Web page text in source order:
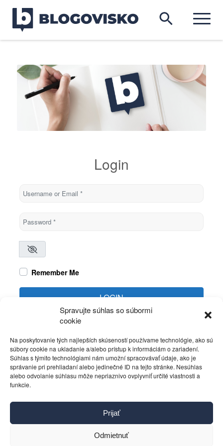
Spravujte súhlas so súbormi
cookie
Na poskytovanie tých najlepších skúseností používame technológie, ako sú
súbory cookie na ukladanie a/alebo prístup k informáciám o zariadení.
Súhlas s týmito technológiami nám umožní spracovávať údaje, ako je
správanie pri prehliadaní alebo jedinečné ID na tejto stránke. Nesúhlas
alebo odvolanie súhlasu môže nepriaznivo ovplyvniť určité vlastnosti a
funkcie.
Prijať
Odmietnuť
Login
Username or Email
Password*
Remember Me
LOGIN
Kontakt
Pravidlá používania